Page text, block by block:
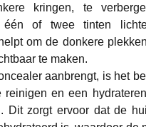
kringen, te
één of twee tinten
om de donkere
te maken.
aanbrengt, is het
reinigen en een
Dit zorgt ervoor dat de